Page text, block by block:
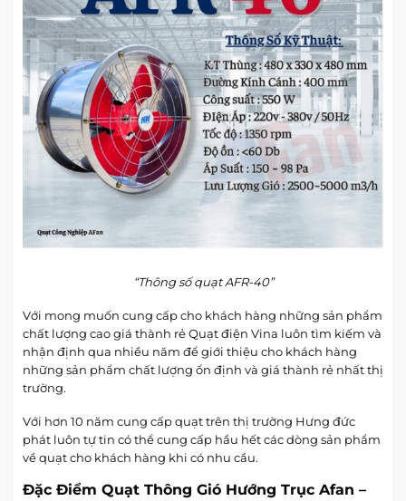
“Thông số quạt AFR-40”
Với mong muốn cung cấp cho khách hàng những sản phẩm
chất lượng cao giá thành rẻ Quạt điện Vina luôn tìm kiếm và
nhận định qua nhiều năm để giới thiệu cho khách hàng
những sản phẩm chất lượng ổn định và giá thành rẻ nhất thị
trường.
Với hơn 10 năm cung cấp quạt trên thị trường Hưng đức
phát luôn tự tin có thể cung cấp hầu hết các dòng sản phẩm
về quạt cho khách hàng khi có nhu cầu.
Đặc Điểm Quạt Thông Gió Hướng Trục Afan –